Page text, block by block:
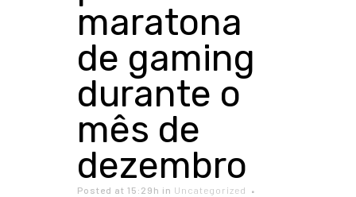
maratona
de gaming
durante o
mês de
dezembro
Posted at 15:29h in Uncategorized